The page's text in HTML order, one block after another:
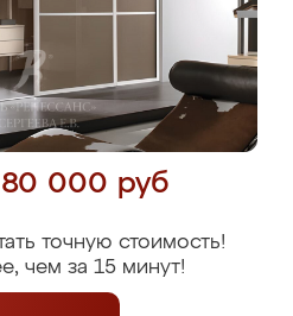
000 руб
точную стоимость!
чем за 15 минут!